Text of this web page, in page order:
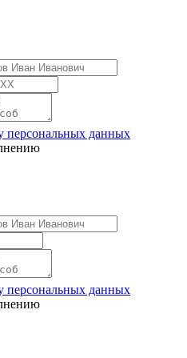
персональных данных
персональных данных